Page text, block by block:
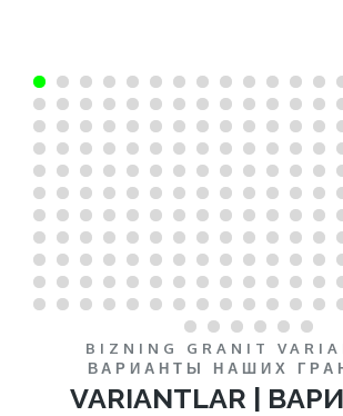
BIZNING GRANIT
ВАРИАНТЫ НАШИХ
VARIANTLAR |